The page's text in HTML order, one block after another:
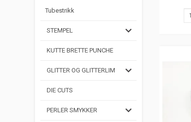
Tubestrikk
STEMPEL
KUTTE BRETTE PUNCHE
GLITTER OG GLITTERLIM
DIE CUTS
PERLER SMYKKER